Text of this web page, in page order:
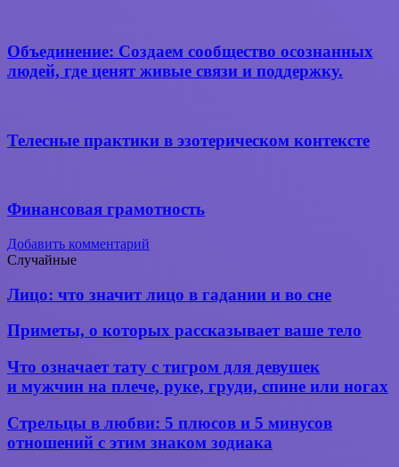
Объединение: Создаем сообщество осознанных
людей, где ценят живые связи и поддержку.
Телесные практики в эзотерическом контексте
Финансовая грамотность
Добавить комментарий
Случайные
Лицо:
значит
лицо
и во сне
Лицо: что значит лицо в гадании и во сне
Приметы,
которых
рассказывает
ваше
Приметы, о которых рассказывает ваше тело
Что
тату
для
девушек
Что означает тату с тигром для девушек
и мужчин на плече, руке, груди, спине или ногах
Стрельцы
любви:
Стрельцы в любви: 5 плюсов и 5 минусов
отношений с этим знаком зодиака